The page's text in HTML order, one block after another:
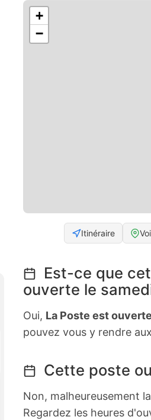
+
−
Itinéraire
Est-ce que
ouverte le
Oui, La Poste est
pouvez vous y rendre
Cette poste
Non, malheureusement
Regardez les heures